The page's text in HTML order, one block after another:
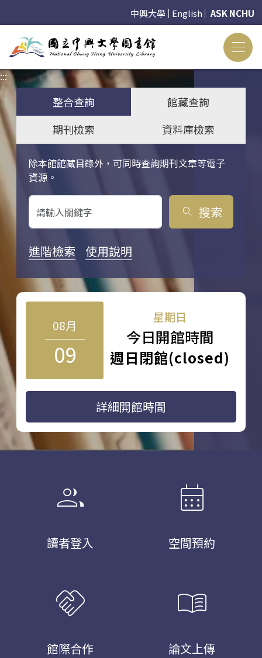
中興大學 English ASK NCHU
:::
整合查詢
館藏查詢
期刊檢索
資料庫檢索
除本館館藏目錄外，可同時查詢期刊文章等電子
資源。
關鍵字搜尋
search 搜索
進階檢索 使用說明
08月
09
星期日
今日開館時間
週日閉館(closed)
詳細開館時間
group
讀者登入
calendar_month
空間預約
handshake
館際合作
menu_book
論文上傳